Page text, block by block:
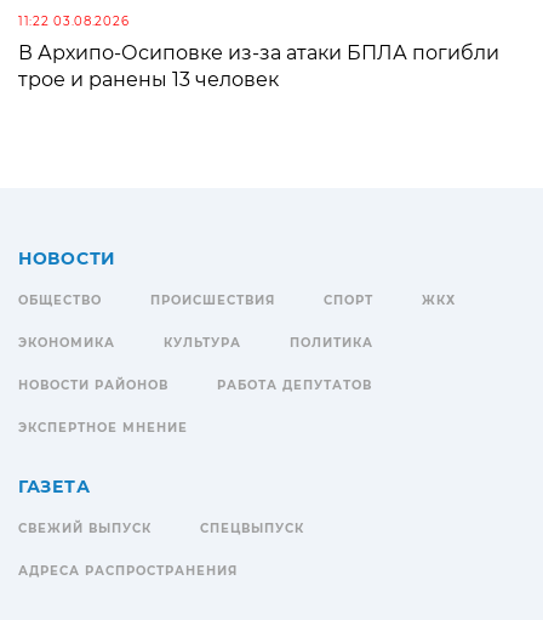
11:22 03.08.2026
В Архипо-Осиповке из-за атаки БПЛА погибли
трое и ранены 13 человек
НОВОСТИ
ОБЩЕСТВО ПРОИСШЕСТВИЯ СПОРТ ЖКХ
ЭКОНОМИКА КУЛЬТУРА ПОЛИТИКА
НОВОСТИ РАЙОНОВ РАБОТА ДЕПУТАТОВ
ЭКСПЕРТНОЕ МНЕНИЕ
ГАЗЕТА
СВЕЖИЙ ВЫПУСК СПЕЦВЫПУСК
АДРЕСА РАСПРОСТРАНЕНИЯ